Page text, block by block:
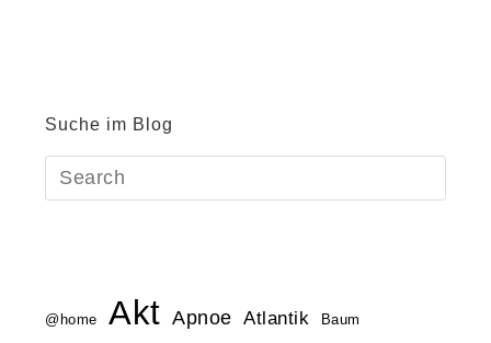
Suche im Blog
@home Akt Apnoe Atlantik Baum